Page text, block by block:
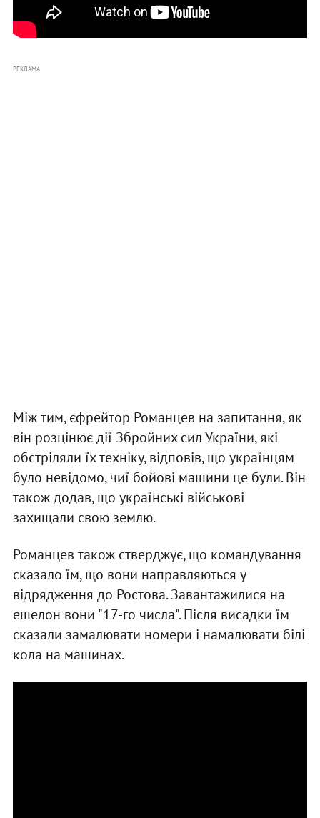
РЕКЛАМА
Між тим, єфрейтор Романцев на запитання, як
він розцінює дії Збройних сил України, які
обстріляли їх техніку, відповів, що українцям
було невідомо, чиї бойові машини це були. Він
також додав, що українські військові
захищали свою землю.
Романцев також стверджує, що командування
сказало їм, що вони направляються у
відрядження до Ростова. Завантажилися на
ешелон вони "17-го числа". Після висадки їм
сказали замалювати номери і намалювати білі
кола на машинах.